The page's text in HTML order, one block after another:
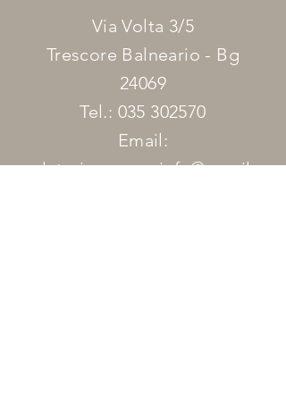
Via Volta 3/5
Trescore Balneario - Bg
24069
Tel.: 035 302570
Email:
gelateriaessenzainfo@gmail.c